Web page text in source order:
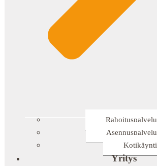
Rahoituspalvelu
Asennuspalvelu
Kotikäynti
Yritys